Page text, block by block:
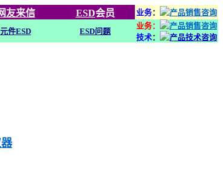
友来信 ESD会员 业务：
元件ESD ESD问题
业务：
技术：